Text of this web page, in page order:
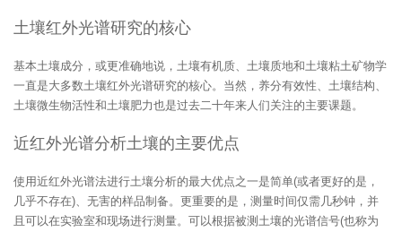
土壤红外光谱研究的核心
基本土壤成分，或更准确地说，土壤有机质、土壤质地和土壤粘土矿物学
一直是大多数土壤红外光谱研究的核心。当然，养分有效性、土壤结构、
土壤微生物活性和土壤肥力也是过去二十年来人们关注的主要课题。
近红外光谱分析土壤的主要优点
使用近红外光谱法进行土壤分析的最大优点之一是简单(或者更好的是，
几乎不存在)、无害的样品制备。更重要的是，测量时间仅需几秒钟，并
且可以在实验室和现场进行测量。可以根据被测土壤的光谱信号(也称为